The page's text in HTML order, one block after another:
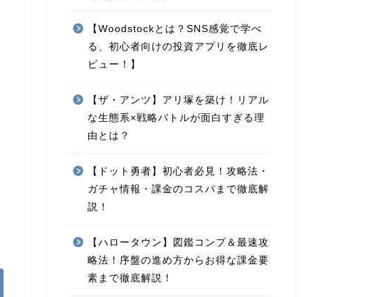
【Woodstockとは？SNS感覚で学べ
る、初心者向けの投資アプリを徹底レ
ビュー！】
【ザ・アンツ】アリ塚を築け！リアル
な生態系×戦略バトルが面白すぎる理
由とは？
【ドット勇者】初心者必見！攻略法・
ガチャ情報・課金のコスパまで徹底解
説！
【ハロータウン】図鑑コンプ＆最速攻
略法！序盤の進め方からお得な課金要
素まで徹底解説！